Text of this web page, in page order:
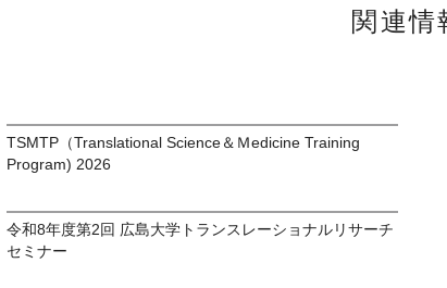
関連情
TSMTP（Translational Science＆Ｍedicine Training
Program) 2026
令和8年度第2回 広島大学トランスレーショナルリサーチ
セミナー